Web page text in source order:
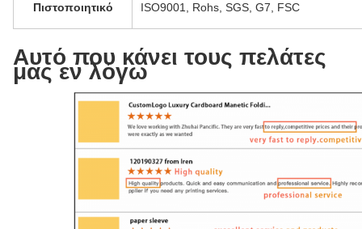
Πιστοποιητικό ISO9001, Rohs, SGS, G7, FSC
Αυτό που κάνει τους πελάτες
μας εν λόγω